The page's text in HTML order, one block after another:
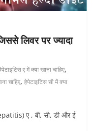
लिवर पर ज्यादा
ए में क्या खाना चाहिए,
चाहिए,हेपेटाइटिस सी में क्या
ए , बी, सी, डी और ई